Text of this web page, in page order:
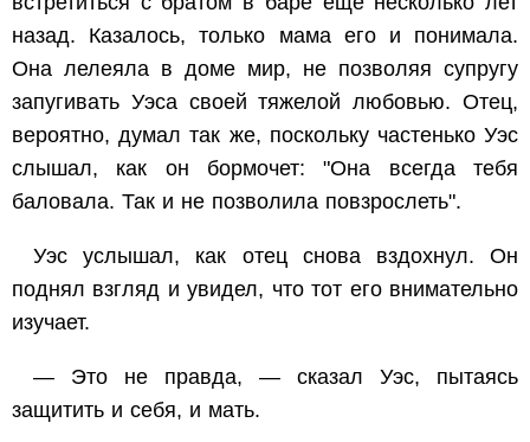
назад. Казалось, только мама его и понимала.
Она лелеяла в доме мир, не позволяя супругу
запугивать Уэса своей тяжелой любовью. Отец,
вероятно, думал так же, поскольку частенько Уэс
слышал, как он бормочет: "Она всегда тебя
баловала. Так и не позволила повзрослеть".
Уэс услышал, как отец снова вздохнул. Он
поднял взгляд и увидел, что тот его внимательно
изучает.
— Это не правда, — сказал Уэс, пытаясь
защитить и себя, и мать.